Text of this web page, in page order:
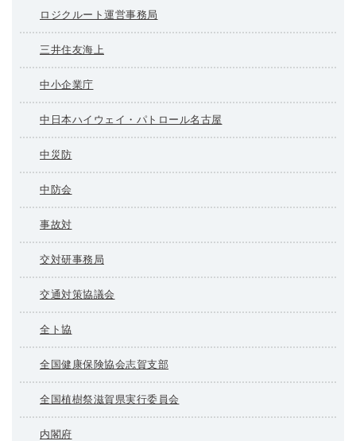
ロジクルート運営事務局
三井住友海上
中小企業庁
中日本ハイウェイ・パトロール名古屋
中災防
中防会
事故対
交対研事務局
交通対策協議会
全ト協
全国健康保険協会志賀支部
全国植樹祭滋賀県実行委員会
内閣府